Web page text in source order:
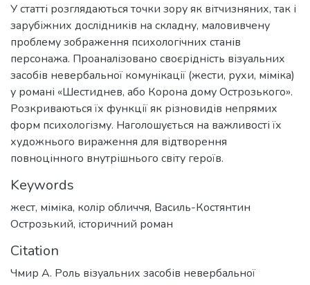
У статті розглядаються точки зору як вітчизняних, так і
зарубіжних дослідників на складну, маловивчену
проблему зображення психологічних станів
персонажа. Проаналізовано своєрідність візуальних
засобів невербальної комунікації (жести, рухи, міміка)
у романі «Шестиднев, або Корона дому Острозького».
Розкриваються їх функції як різновидів непрямих
форм психологізму. Наголошується на важливості їх
художнього вираження для відтворення
повноцінного внутрішнього світу героїв.
Keywords
жест, міміка, колір обличчя, Василь-Костянтин
Острозький, історичний роман
Citation
Чмир А. Роль візуальних засобів невербальної